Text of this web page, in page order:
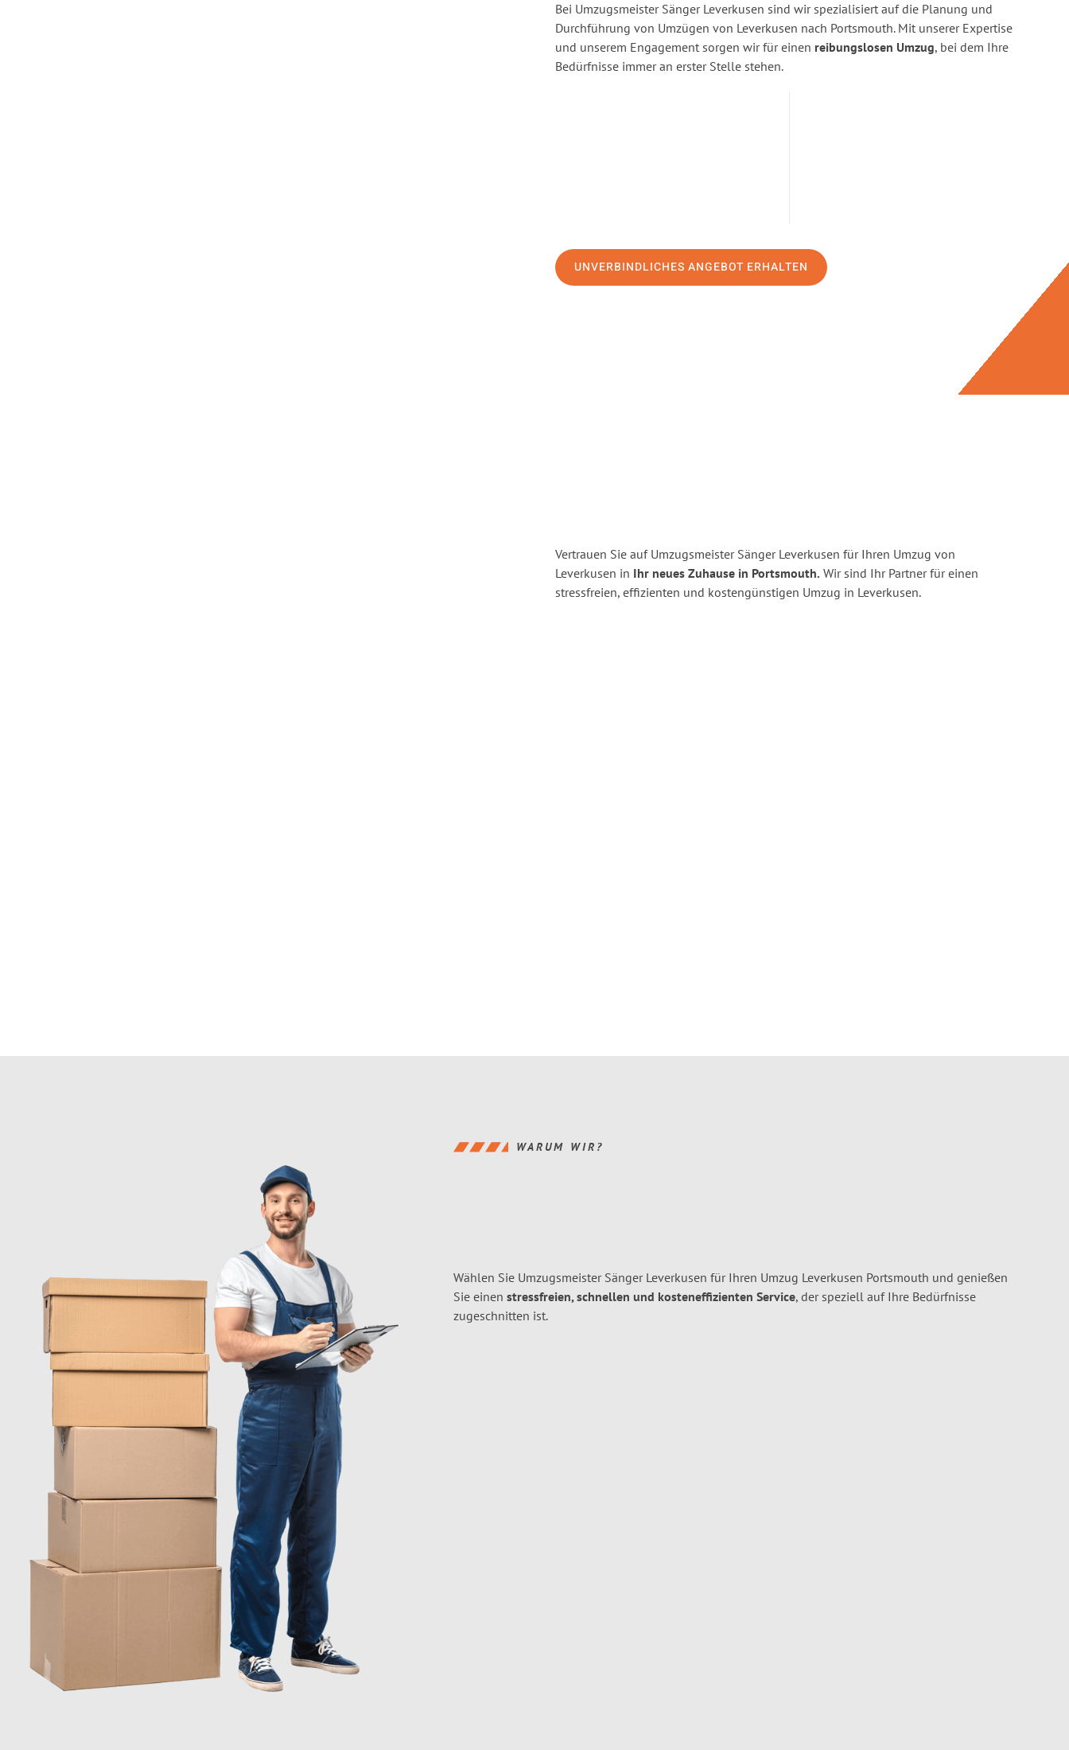
Bei Umzugsmeister Sänger Leverkusen sind wir spezialisiert auf die Planung und
Durchführung von Umzügen von Leverkusen nach Portsmouth. Mit unserer Expertise
und unserem Engagement sorgen wir für einen reibungslosen Umzug, bei dem Ihre
Bedürfnisse immer an erster Stelle stehen.
UNVERBINDLICHES ANGEBOT ERHALTEN
Vertrauen Sie auf Umzugsmeister Sänger Leverkusen für Ihren Umzug von
Leverkusen in Ihr neues Zuhause in Portsmouth. Wir sind Ihr Partner für einen
stressfreien, effizienten und kostengünstigen Umzug in Leverkusen.
WARUM WIR?
Wählen Sie Umzugsmeister Sänger Leverkusen für Ihren Umzug Leverkusen Portsmouth und genießen
Sie einen stressfreien, schnellen und kosteneffizienten Service, der speziell auf Ihre Bedürfnisse
zugeschnitten ist.